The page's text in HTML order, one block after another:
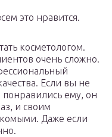
это нравится.
косметологом.
очень сложно.
Если вы не
ему, он
и своим
Даже если